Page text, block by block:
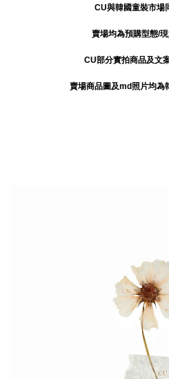
CU與韓國童裝市場
賣場均為預購型態/
CU部分實拍商品及文
賣場商品圖及md照片均為